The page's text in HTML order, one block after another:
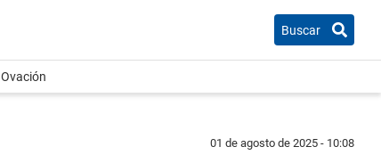
Buscar
Ovación
01 de agosto de 2025 - 10:08